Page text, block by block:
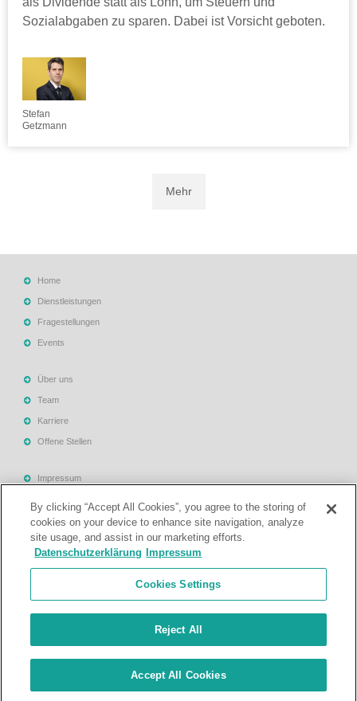
Sozialabgaben zu sparen. Dabei ist Vorsicht geboten.
Stefan
Getzmann
Mehr
Home
Dienstleistungen
Fragestellungen
Events
Über uns
Team
Karriere
Offene Stellen
Impressum
Datenschutzerklärung
Rechtliche Hinweise
Rechte vorbehalten.
By clicking “Accept All Cookies”, you agree to the storing of
cookies on your device to enhance site navigation, analyze
site usage, and assist in our marketing efforts.
Datenschutzerklärung
Impressum
Cookies Settings
Reject All
Accept All Cookies